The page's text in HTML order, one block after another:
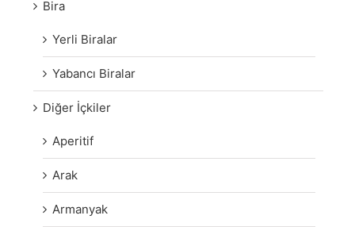
Bira
Yerli Biralar
Yabancı Biralar
Diğer İçkiler
Aperitif
Arak
Armanyak